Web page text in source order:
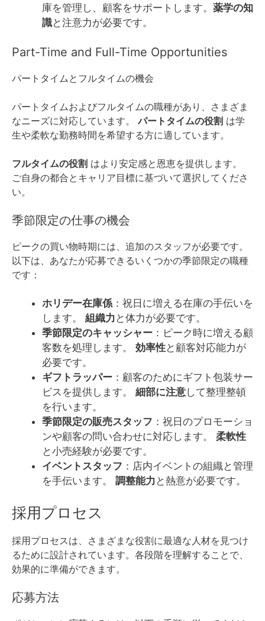
庫を管理し、顧客をサポートします。 薬学の知
識と注意力が必要です。
Part-Time and Full-Time Opportunities
パートタイムとフルタイムの機会
パートタイムおよびフルタイムの職種があり、さまざま
なニーズに対応しています。 パートタイムの役割 は学
生や柔軟な勤務時間を希望する方に適しています。
フルタイムの役割 はより安定感と恩恵を提供します。
ご自身の都合とキャリア目標に基づいて選択してくださ
い。
季節限定の仕事の機会
ピークの買い物時期には、追加のスタッフが必要です。
以下は、あなたが応募できるいくつかの季節限定の職種
です：
ホリデー在庫係：祝日に増える在庫の手伝いを
します。 組織力 と体力が必要です。
季節限定のキャッシャー ：ピーク時に増える顧
客数を処理します。 効率性と顧客対応能力が
必要です。
ギフトラッパー ：顧客のためにギフト包装サー
ビスを提供します。 細部に注意して整理整頓
を行います。
季節限定の販売スタッフ ：祝日のプロモーショ
ンや顧客の問い合わせに対応します。 柔軟性
と小売経験が必要です。
イベントスタッフ ：店内イベントの組織と管理
を手伝います。 調整能力 と熱意が必要です。
採用プロセス
採用プロセスは、さまざまな役割に最適な人材を見つけ
るために設計されています。各段階を理解することで、
効果的に準備ができます。
応募方法